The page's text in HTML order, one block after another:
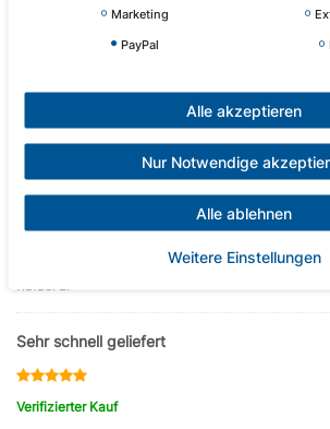
Verifizierter Kauf
danke für die schnelle Lieferung. Spitze war
die Dämpfer dabei. Die konnte ich gut
Rafael L.
Sehr schnell geliefert
Verifizierter Kauf
Marketing
PayPal
Alle akzeptieren
Nur Notwendige
Alle ablehnen
Weitere Einstellungen